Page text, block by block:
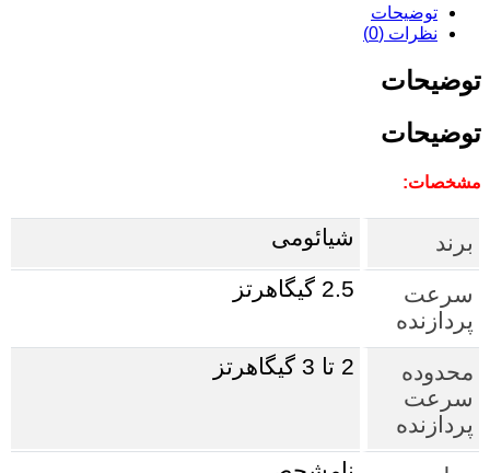
توضیحات
نظرات (0)
توضیحات
توضیحات
مشخصات:
برند شیائومی
سرعت
پردازنده
2.5 گیگاهرتز
محدوده
سرعت
پردازنده
2 تا 3 گیگاهرتز